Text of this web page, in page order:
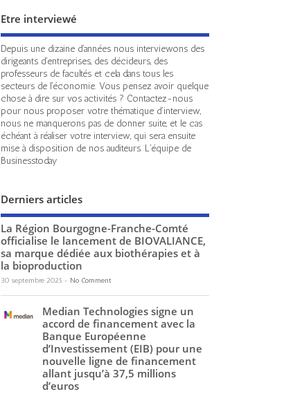
Etre interviewé
Depuis une dizaine d'années nous interviewons des
dirigeants d'entreprises, des décideurs, des
professeurs de facultés et cela dans tous les
secteurs de l'économie. Vous pensez avoir quelque
chose à dire sur vos activités ? Contactez-nous
pour nous proposer votre thématique d'interview,
nous ne manquerons pas de donner suite, et le cas
échéant à réaliser votre interview, qui sera ensuite
mise à disposition de nos auditeurs. L'équipe de
Businesstoday
Derniers articles
La Région Bourgogne-Franche-Comté
officialise le lancement de BIOVALIANCE,
sa marque dédiée aux biothérapies et à
la bioproduction
30 septembre 2025- No Comment
Median Technologies signe un
accord de financement avec la
Banque Européenne
d’Investissement (EIB) pour une
nouvelle ligne de financement
allant jusqu’à 37,5 millions
d’euros